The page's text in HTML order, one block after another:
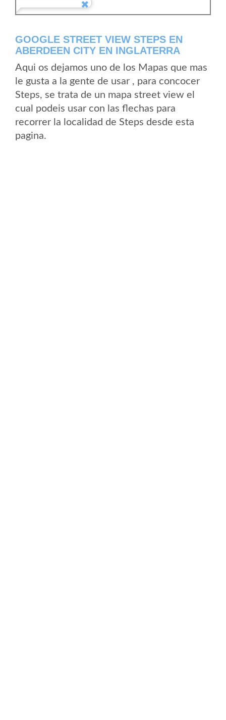
GOOGLE STREET VIEW STEPS EN
ABERDEEN CITY EN INGLATERRA
Aqui os dejamos uno de los Mapas que mas
le gusta a la gente de usar , para concocer
Steps, se trata de un mapa street view el
cual podeis usar con las flechas para
recorrer la localidad de Steps desde esta
pagina.